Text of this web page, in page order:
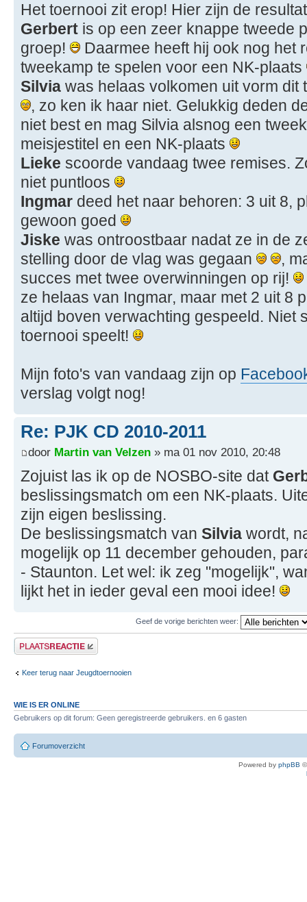
Het toernooi zit erop! Hier zijn de
Gerbert is op een zeer knappe tweede
groep!
Daarmee heeft hij ook nog het
tweekamp te spelen voor een NK-plaats
Silvia was helaas volkomen uit vorm
, zo ken ik haar niet. Gelukkig deden
niet best en mag Silvia alsnog een
meisjestitel en een NK-plaats
Lieke scoorde vandaag twee remises.
niet puntloos
Ingmar deed het naar behoren: 3 uit 8,
gewoon goed
Jiske was ontroostbaar nadat ze in de
stelling door de vlag was gegaan
,
succes met twee overwinningen op rij!
ze helaas van Ingmar, maar met 2 uit 8
altijd boven verwachting gespeeld. Niet
toernooi speelt!
Mijn foto's van vandaag zijn op
verslag volgt nog!
Re: PJK CD 2010-2011
door Martin van Velzen » ma 01 nov 2010, 20:48
Zojuist las ik op de NOSBO-site dat
beslissingsmatch om een NK-plaats.
zijn eigen beslissing.
De beslissingsmatch van Silvia wordt,
mogelijk op 11 december gehouden,
- Staunton. Let wel: ik zeg "mogelijk",
lijkt het in ieder geval een mooi idee!
Geef de vorige berichten weer:
Plaats een reactie
Keer terug naar Jeugdtoernooien
WIE IS ER ONLINE
Gebruikers op dit forum: Geen geregistreerde gebruikers. en 6 gasten
Forumoverzicht
Powered by phpBB